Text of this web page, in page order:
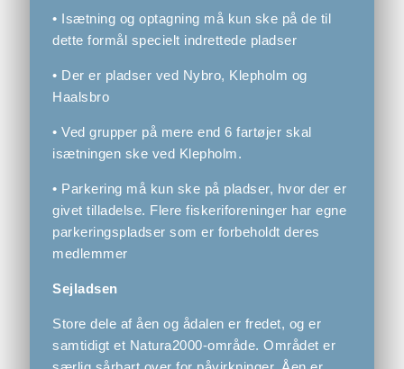
• Isætning og optagning må kun ske på de til
dette formål specielt indrettede pladser
• Der er pladser ved Nybro, Klepholm og
Haalsbro
• Ved grupper på mere end 6 fartøjer skal
isætningen ske ved Klepholm.
• Parkering må kun ske på pladser, hvor der er
givet tilladelse. Flere fiskeriforeninger har egne
parkeringspladser som er forbeholdt deres
medlemmer
Sejladsen
Store dele af åen og ådalen er fredet, og er
samtidigt et Natura2000-område. Området er